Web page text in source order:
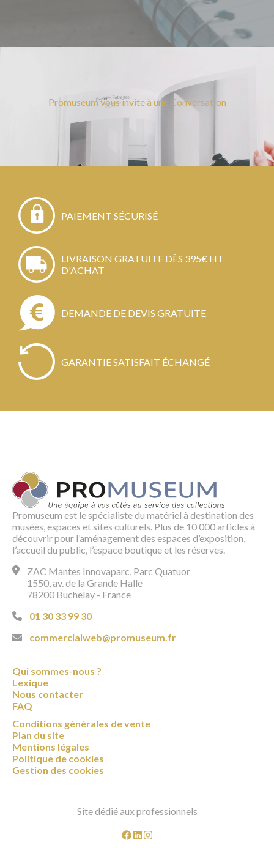
Promuseum vous invite à une Conversation
PAIEMENT SÉCURISÉ
LIVRAISON GRATUITE DÈS 395€ HT
D'ACHAT
DEMANDE DE DEVIS GRATUITE
GARANTIE SATISFAIT ÉCHANGÉ
Promuseum est le spécialiste du matériel à destination des
musées, espaces et sites culturels. Plus de 10 000 articles à
découvrir pour l’aménagement des espaces d’exposition,
l’accueil du public, l’espace boutique et les réserves.
ZAC Mantes Innovaparc, Parc Quatuor
1550, av. de la Grande Halle
78200 Buchelay - France
01 30 33 99 30
commercialweb@promuseum.fr
Qui sommes-nous ?
Lexique
Nous contacter
FAQ
Conditions générales de vente
Plan du site
Mentions légales
Politique de cookies
Gestion des cookies
Site dédié aux professionnels